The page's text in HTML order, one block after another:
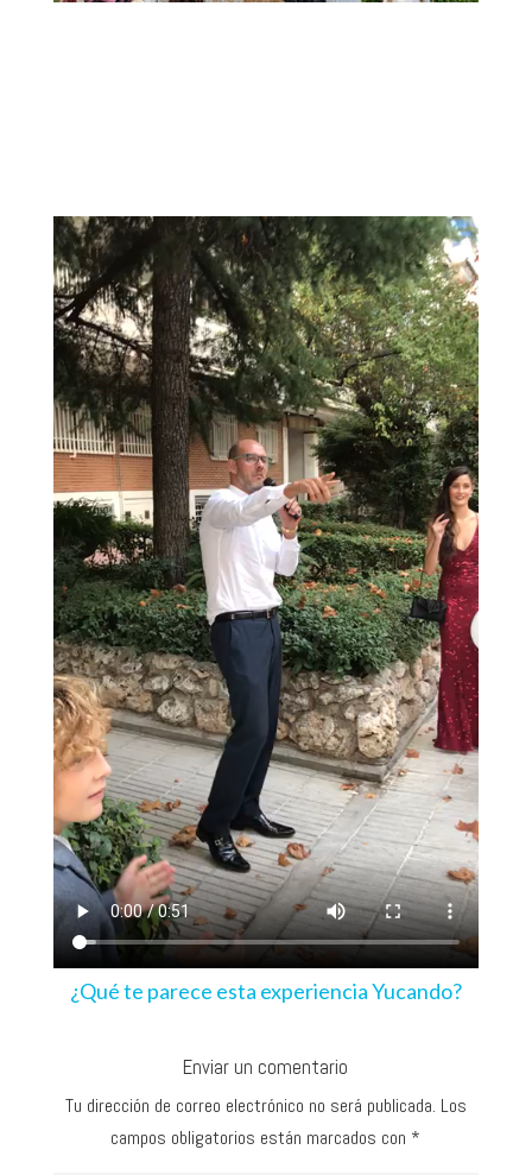
¿Qué te parece esta experiencia Yucando?
Enviar un comentario
Tu dirección de correo electrónico no será publicada. Los
campos obligatorios están marcados con *